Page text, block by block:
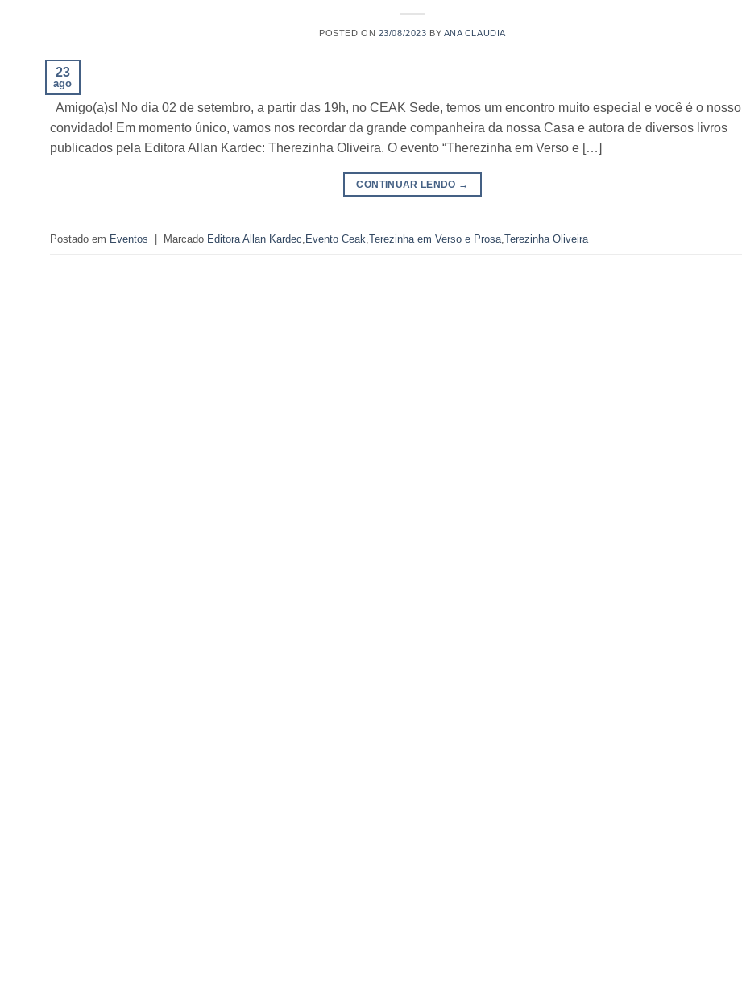
POSTED ON 23/08/2023 BY ANA CLAUDIA
23
ago
Amigo(a)s! No dia 02 de setembro, a partir das 19h, no CEAK Sede, temos um encontro muito especial e você é o nosso
convidado! Em momento único, vamos nos recordar da grande companheira da nossa Casa e autora de diversos livros
publicados pela Editora Allan Kardec: Therezinha Oliveira. O evento “Therezinha em Verso e […]
CONTINUAR LENDO →
Postado em Eventos Marcado Editora Allan Kardec, Evento Ceak,Terezinha em Verso e Prosa,Terezinha Oliveira